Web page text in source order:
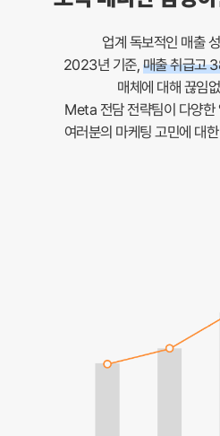
업계 독보적인 매출
2023년 기준, 매출 취급고
매체에 대해 끊임
Meta 전담 전략팀이 다양한
여러분의 마케팅 고민에 대